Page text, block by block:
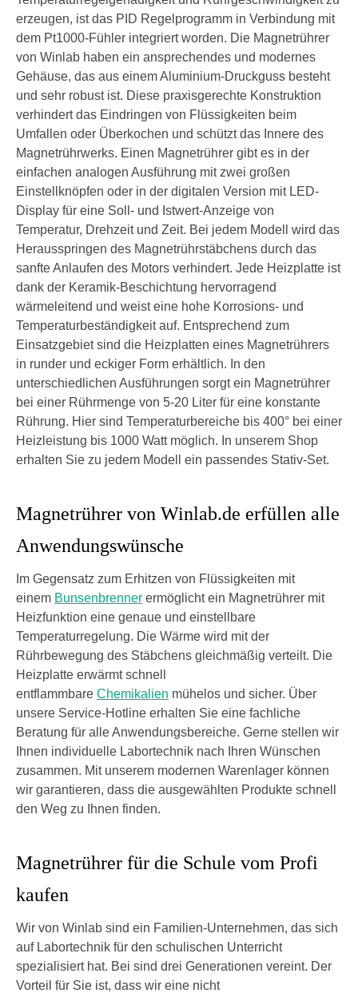
erzeugen, ist das PID Regelprogramm in Verbindung mit
dem Pt1000-Fühler integriert worden. Die Magnetrührer
von Winlab haben ein ansprechendes und modernes
Gehäuse, das aus einem Aluminium-Druckguss besteht
und sehr robust ist. Diese praxisgerechte Konstruktion
verhindert das Eindringen von Flüssigkeiten beim
Umfallen oder Überkochen und schützt das Innere des
Magnetrührwerks. Einen Magnetrührer gibt es in der
einfachen analogen Ausführung mit zwei großen
Einstellknöpfen oder in der digitalen Version mit LED-
Display für eine Soll- und Istwert-Anzeige von
Temperatur, Drehzeit und Zeit. Bei jedem Modell wird das
Herausspringen des Magnetrührstäbchens durch das
sanfte Anlaufen des Motors verhindert. Jede Heizplatte ist
dank der Keramik-Beschichtung hervorragend
wärmeleitend und weist eine hohe Korrosions- und
Temperaturbeständigkeit auf. Entsprechend zum
Einsatzgebiet sind die Heizplatten eines Magnetrührers
in runder und eckiger Form erhältlich. In den
unterschiedlichen Ausführungen sorgt ein Magnetrührer
bei einer Rührmenge von 5-20 Liter für eine konstante
Rührung. Hier sind Temperaturbereiche bis 400° bei einer
Heizleistung bis 1000 Watt möglich. In unserem Shop
erhalten Sie zu jedem Modell ein passendes Stativ-Set.
Magnetrührer von Winlab.de erfüllen alle
Anwendungswünsche
Im Gegensatz zum Erhitzen von Flüssigkeiten mit
einem Bunsenbrenner ermöglicht ein Magnetrührer mit
Heizfunktion eine genaue und einstellbare
Temperaturregelung. Die Wärme wird mit der
Rührbewegung des Stäbchens gleichmäßig verteilt. Die
Heizplatte erwärmt schnell
entflammbare Chemikalien mühelos und sicher. Über
unsere Service-Hotline erhalten Sie eine fachliche
Beratung für alle Anwendungsbereiche. Gerne stellen wir
Ihnen individuelle Labortechnik nach Ihren Wünschen
zusammen. Mit unserem modernen Warenlager können
wir garantieren, dass die ausgewählten Produkte schnell
den Weg zu Ihnen finden.
Magnetrührer für die Schule vom Profi
kaufen
Wir von Winlab sind ein Familien-Unternehmen, das sich
auf Labortechnik für den schulischen Unterricht
spezialisiert hat. Bei sind drei Generationen vereint. Der
Vorteil für Sie ist, dass wir eine nicht